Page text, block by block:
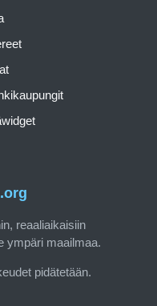
reaaliaikaisiin
ympäri maailmaa.
pidätetään.